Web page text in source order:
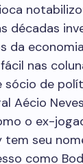
décadas
da
nas
sócio de
Aécio
o ex-
tem seu
como